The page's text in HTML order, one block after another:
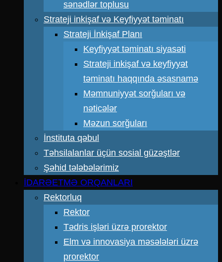
sənədlər toplusu
Strateji inkişaf və Keyfiyyət təminatı
Strateji İnkişaf Planı
Keyfiyyət təminatı siyasəti
Strateji inkişaf və keyfiyyət
təminatı haqqında əsasnamə
Məmnuniyyət sorğuları və
nəticələr
Məzun sorğuları
İnstituta qəbul
Təhsilalanlar üçün sosial güzəştlər
Şəhid tələbələrimiz
İDARƏETMƏ ORQANLARI
Rektorluq
Rektor
Tədris işləri üzrə prorektor
Elm və innovasiya məsələləri üzrə
prorektor